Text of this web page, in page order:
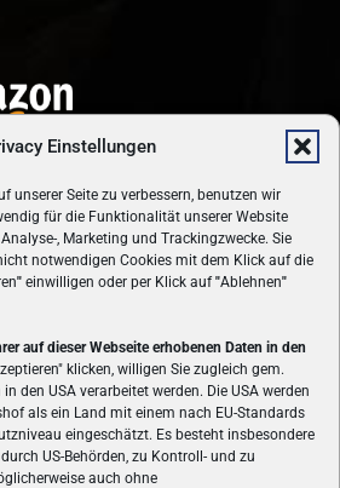
Einstellungen
unserer Seite zu verbessern, benutzen wir
für die Funktionalität unserer Website
, Marketing und Trackingzwecke. Sie
notwendigen Cookies mit dem Klick auf die
" einwilligen oder per Klick auf"Ablehnen"
auf dieser Webseite erhobenen Daten in den
klicken, willigen Sie zugleich gem.
in den USA verarbeitet werden. Die USA werden
als ein Land mit einem nach EU-Standards
eingeschätzt. Es besteht insbesondere
US-Behörden, zu Kontroll- und zu
auch ohne
ÜBER UNS
Gamers.at ist das älteste Online-
und bringt täglich aktuelle News,
PC- und Konsolenspielen, Gaming-